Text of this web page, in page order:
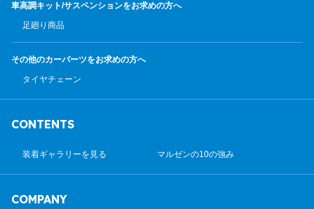
車高調キット/サスペンションをお求めの方へ
足廻り商品
その他のカーパーツをお求めの方へ
タイヤチェーン
CONTENTS
装着ギャラリーを見る マルゼンの10の強み
COMPANY